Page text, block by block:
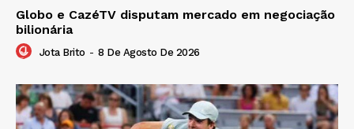
Globo e CazéTV disputam mercado em negociação
bilionária
Jota Brito - 8 De Agosto De 2026